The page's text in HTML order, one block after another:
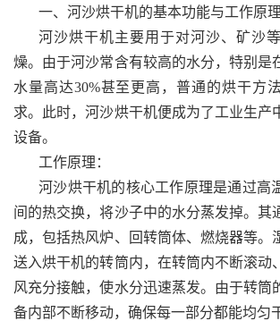
一、河沙烘干机的基本功能与工作原理
河沙烘干机主要用于对河沙、矿沙
燥。由于河沙常含有较高的水分，特别是
水量高达30%甚至更高，普通的烘干方
求。此时，河沙烘干机便成为了工业生产
设备。
工作原理：
河沙烘干机的核心工作原理是通过高
间的热交换，将沙子中的水分蒸发掉。其
成，包括热风炉、回转筒体、燃烧器等。
送入烘干机的转筒内，在转筒内不断滚动
风充分接触，使水分迅速蒸发。由于转筒
备内部不断移动，确保每一部分都能均匀